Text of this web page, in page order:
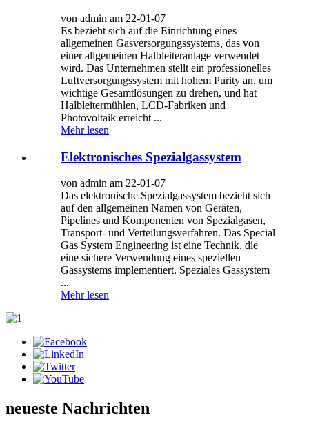
von admin am 22-01-07
Es bezieht sich auf die Einrichtung eines
allgemeinen Gasversorgungssystems, das von
einer allgemeinen Halbleiteranlage verwendet
wird. Das Unternehmen stellt ein professionelles
Luftversorgungssystem mit hohem Purity an, um
wichtige Gesamtlösungen zu drehen, und hat
Halbleitermühlen, LCD-Fabriken und
Photovoltaik erreicht ...
Mehr lesen
Elektronisches Spezialgassystem
von admin am 22-01-07
Das elektronische Spezialgassystem bezieht sich
auf den allgemeinen Namen von Geräten,
Pipelines und Komponenten von Spezialgasen,
Transport- und Verteilungsverfahren. Das Special
Gas System Engineering ist eine Technik, die
eine sichere Verwendung eines speziellen
Gassystems implementiert. Speziales Gassystem
...
Mehr lesen
neueste Nachrichten